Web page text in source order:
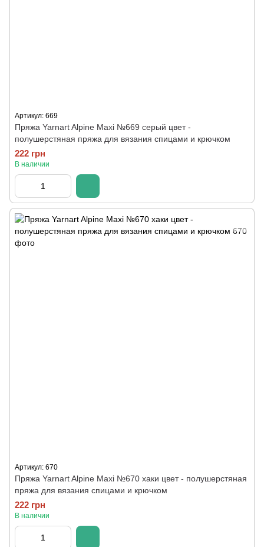
Артикул: 669
Пряжа Yarnart Alpine Maxi №669 серый цвет -
полушерстяная пряжа для вязания спицами и крючком
222 грн
В наличии
Артикул: 670
Пряжа Yarnart Alpine Maxi №670 хаки цвет - полушерстяная
пряжа для вязания спицами и крючком
222 грн
В наличии